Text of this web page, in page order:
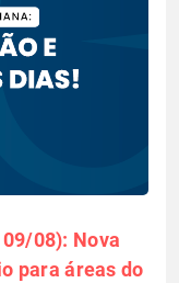
08): Nova
para áreas do